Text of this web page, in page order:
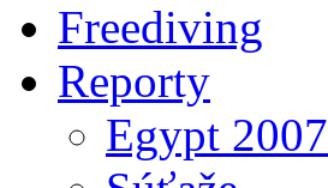
Freediving
Reporty
Egypt 2007